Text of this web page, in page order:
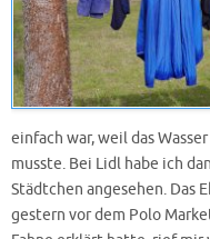
einfach war, weil das
musste. Bei Lidl habe ich
Städtchen angesehen. Das
gestern vor dem Polo